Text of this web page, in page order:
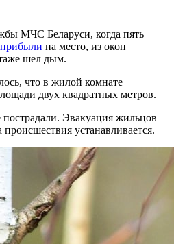
МЧС Беларуси, когда пять
прибыли на место, из окон
шел дым.
что в жилой комнате
двух квадратных метров.
Эвакуация жильцов
устанавливается.